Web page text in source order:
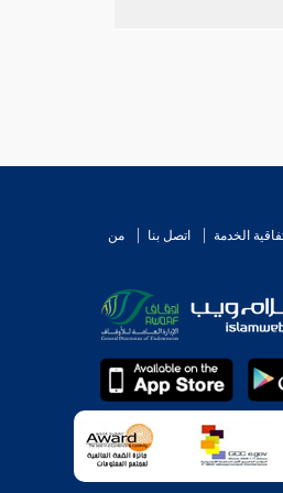
الخدمة اتصل بنا
من